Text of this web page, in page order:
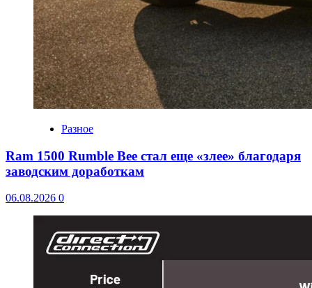
Разное
Ram 1500 Rumble Bee стал еще «злее» благодаря
заводским доработкам
06.08.2026 0